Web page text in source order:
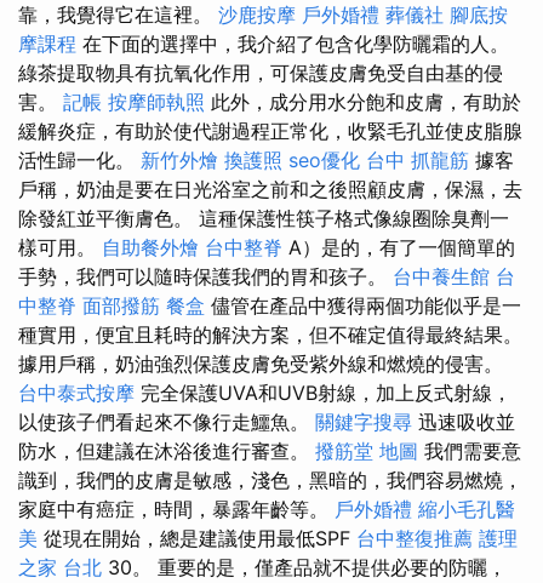
靠，我覺得它在這裡。 沙鹿按摩 戶外婚禮 葬儀社 腳底按
摩課程 在下面的選擇中，我介紹了包含化學防曬霜的人。
綠茶提取物具有抗氧化作用，可保護皮膚免受自由基的侵
害。 記帳 按摩師執照 此外，成分用水分飽和皮膚，有助於
緩解炎症，有助於使代謝過程正常化，收緊毛孔並使皮脂腺
活性歸一化。 新竹外燴 換護照 seo優化 台中 抓龍筋 據客
戶稱，奶油是要在日光浴室之前和之後照顧皮膚，保濕，去
除發紅並平衡膚色。 這種保護性筷子格式像線圈除臭劑一
樣可用。 自助餐外燴 台中整脊 A）是的，有了一個簡單的
手勢，我們可以隨時保護我們的胃和孩子。 台中養生館 台
中整脊 面部撥筋 餐盒 儘管在產品中獲得兩個功能似乎是一
種實用，便宜且耗時的解決方案，但不確定值得最終結果。
據用戶稱，奶油強烈保護皮膚免受紫外線和燃燒的侵害。
台中泰式按摩 完全保護UVA和UVB射線，加上反式射線，
以使孩子們看起來不像行走鱷魚。 關鍵字搜尋 迅速吸收並
防水，但建議在沐浴後進行審查。 撥筋堂 地圖 我們需要意
識到，我們的皮膚是敏感，淺色，黑暗的，我們容易燃燒，
家庭中有癌症，時間，暴露年齡等。 戶外婚禮 縮小毛孔醫
美 從現在開始，總是建議使用最低SPF 台中整復推薦 護理
之家 台北 30。 重要的是，僅產品就不提供必要的防曬，